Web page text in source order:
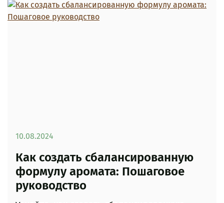
Как создать сбалансированную
формулу аромата: Пошаговое
руководство
10.08.2024